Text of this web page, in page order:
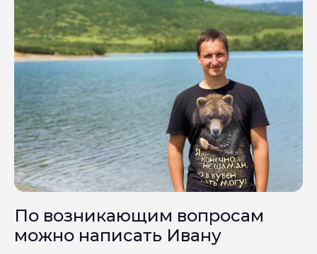
По возникающим вопросам
можно написать Ивану